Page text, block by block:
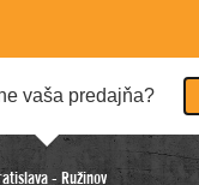
vaša predajňa?
- Ružinov